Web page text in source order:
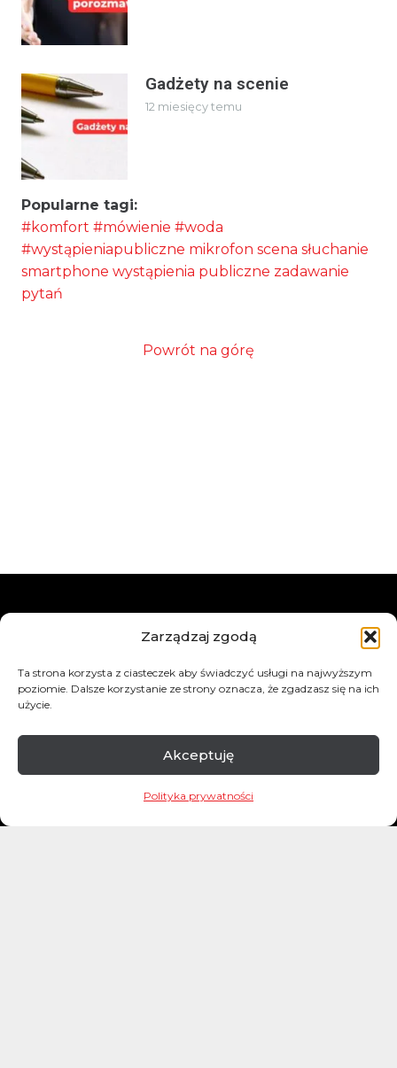
Zarządzaj zgodą
Ta strona korzysta z ciasteczek aby świadczyć usługi na najwyższym
poziomie. Dalsze korzystanie ze strony oznacza, że zgadzasz się na ich
użycie.
Akceptuję
Polityka prywatności
Gadżety na scenie
12 miesięcy temu
Popularne tagi:
#komfort #mówienie #woda
#wystąpieniapubliczne mikrofon scena słuchanie
smartphone wystąpienia publiczne zadawanie
pytań
Powrót na górę